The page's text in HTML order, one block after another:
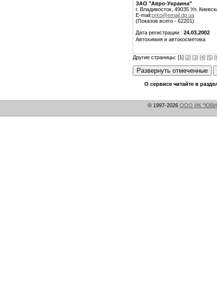
ЗАО "Авро-Украина"
г. Владивосток, 49035 Ул.
E-mail:orko@email.dp.ua
(Показов всего - 62201)
Дата регистрации : 24.03.2002
Автохимия и автокосметика
Другие страницы: [1] [2] [3] [4] [5]
О сервисе читайте в
© 1997-2026 ООО ИК